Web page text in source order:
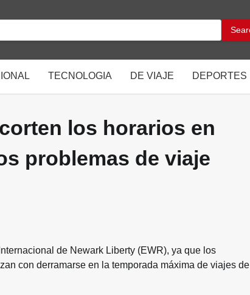
TECNOLOGIA DE VIAJE DEPORTES
los horarios en
problemas de viaje
de Newark Liberty (EWR), ya que los
con derramarse en la temporada máxima de viajes de